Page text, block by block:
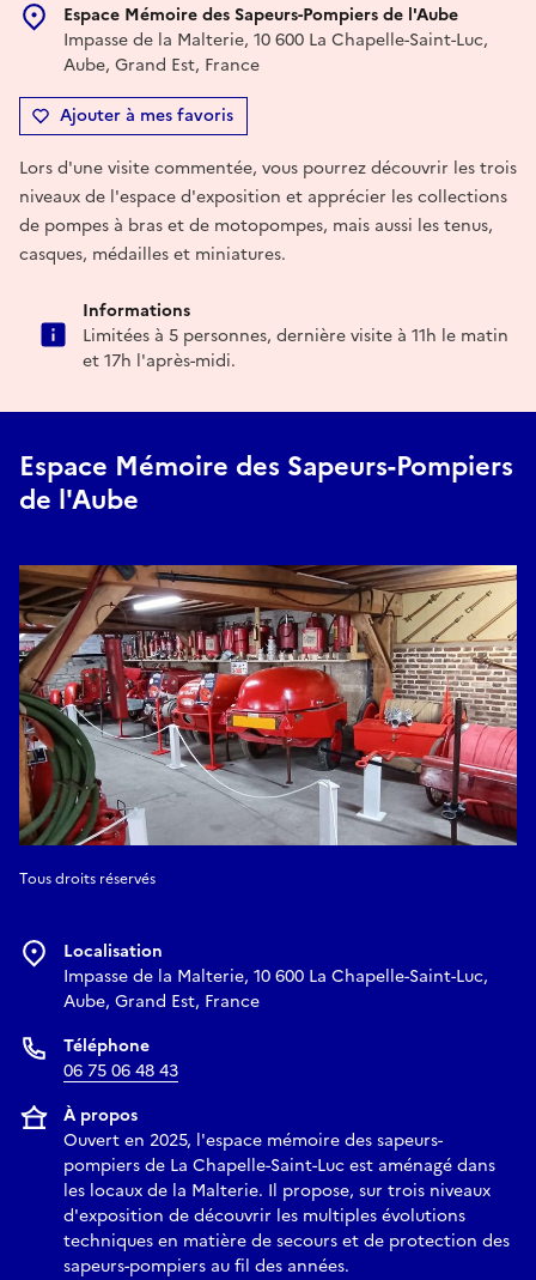
Espace Mémoire des Sapeurs-Pompiers de l'Aube
Impasse de la Malterie, 10 600 La Chapelle-Saint-Luc,
Aube, Grand Est, France
Ajouter à mes favoris
Lors d'une visite commentée, vous pourrez découvrir les trois
niveaux de l'espace d'exposition et apprécier les collections
de pompes à bras et de motopompes, mais aussi les tenus,
casques, médailles et miniatures.
Informations
Limitées à 5 personnes, dernière visite à 11h le matin
et 17h l'après-midi.
Espace Mémoire des Sapeurs-Pompiers
de l'Aube
Tous droits réservés
Localisation
Impasse de la Malterie, 10 600 La Chapelle-Saint-Luc,
Aube, Grand Est, France
Téléphone
06 75 06 48 43
À propos
Ouvert en 2025, l'espace mémoire des sapeurs-
pompiers de La Chapelle-Saint-Luc est aménagé dans
les locaux de la Malterie. Il propose, sur trois niveaux
d'exposition de découvrir les multiples évolutions
techniques en matière de secours et de protection des
sapeurs-pompiers au fil des années.